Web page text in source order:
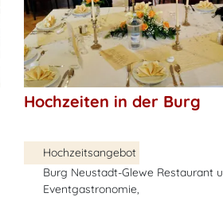
Hochzeiten in der Burg
Hochzeitsangebot
Burg Neustadt-Glewe Restaurant
Eventgastronomie,